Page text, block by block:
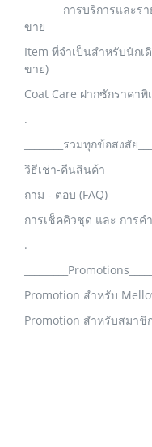
________การบริการและร
ขาย_________
Item ที่จำเป็นสำหรับนักเ
ขาย)
Coat Care ฝากซักราคาพิ
.
________รวมทุกข้อสงสัย
วิธีเช่า-คืนสินค้า
ถาม - ตอบ (FAQ)
การเช็คคิวชุด และ การค
.
Promotion สำหรับ
Promotion สำหรับสมาชิ